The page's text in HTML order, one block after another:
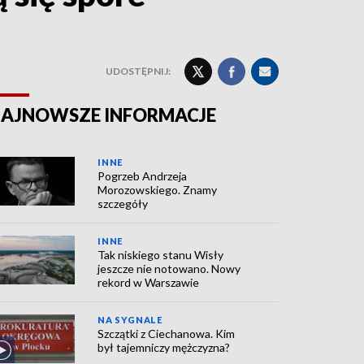
UDOSTĘPNIJ:
INFORMACJE
INNE
Pogrzeb Andrzeja
Morozowskiego. Znamy
szczegóły
INNE
Tak niskiego stanu Wisły
jeszcze nie notowano. Nowy
rekord w Warszawie
NA SYGNALE
Szczątki z Ciechanowa. Kim
był tajemniczy mężczyzna?